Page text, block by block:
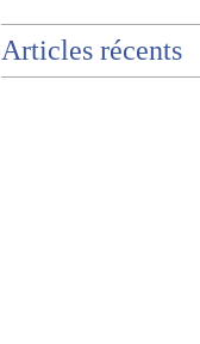
Articles récents